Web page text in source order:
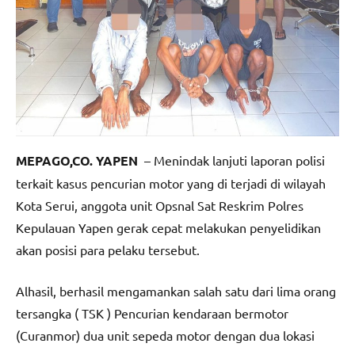
MEPAGO,CO. YAPEN – Menindak lanjuti laporan polisi
terkait kasus pencurian motor yang di terjadi di wilayah
Kota Serui, anggota unit Opsnal Sat Reskrim Polres
Kepulauan Yapen gerak cepat melakukan penyelidikan
akan posisi para pelaku tersebut.
Alhasil, berhasil mengamankan salah satu dari lima orang
tersangka ( TSK ) Pencurian kendaraan bermotor
(Curanmor) dua unit sepeda motor dengan dua lokasi